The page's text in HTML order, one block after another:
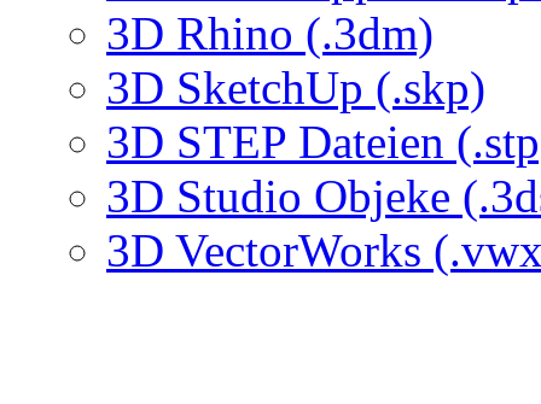
3D Rhino (.3dm)
3D SketchUp (.skp)
3D STEP Dateien
3D Studio Objeke
3D VectorWorks